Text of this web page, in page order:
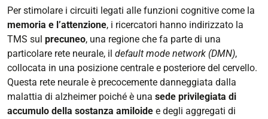
Per stimolare i circuiti legati alle funzioni cognitive come la
memoria e l’attenzione, i ricercatori hanno indirizzato la
TMS sul precuneo, una regione che fa parte di una
particolare rete neurale, il default mode network (DMN),
collocata in una posizione centrale e posteriore del cervello.
Questa rete neurale è precocemente danneggiata dalla
malattia di alzheimer poiché è una sede privilegiata di
accumulo della sostanza amiloide e degli aggregati di